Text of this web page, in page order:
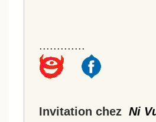
.............
Invitation chez Ni